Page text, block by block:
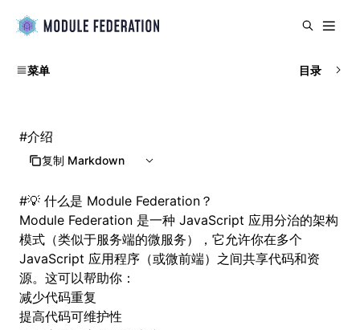
菜单 目录
#介绍
复制 Markdown
#💡 什么是 Module Federation？
Module Federation 是一种 JavaScript 应用分治的架构
模式（类似于服务端的微服务），它允许你在多个
JavaScript 应用程序（或微前端）之间共享代码和资
源。这可以帮助你：
减少代码重复
提高代码可维护性